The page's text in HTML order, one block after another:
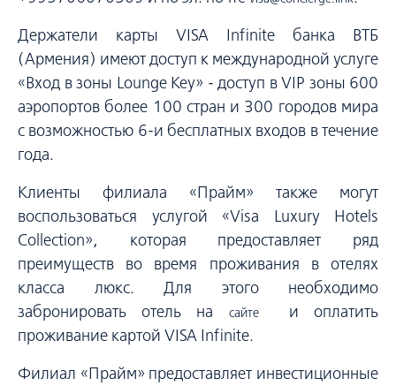
Держатели карты VISA Infinite банка ВТБ
(Армения) имеют доступ к международной услуге
«Вход в зоны Lounge Key» - доступ в VIР зоны 600
аэропортов более 100 стран и 300 городов мира
с возможностью 6-и бесплатных входов в течение
года.
Клиенты филиала «Прайм» также могут
воспользоваться услугой «Visa Luxury Hotels
Collection», которая предоставляет ряд
преимуществ во время проживания в отелях
класса люкс. Для этого необходимо
забронировать отель на
сайтеи оплатить
проживание картой VISA Infinite.
Филиал «Прайм» предоставляет инвестиционные